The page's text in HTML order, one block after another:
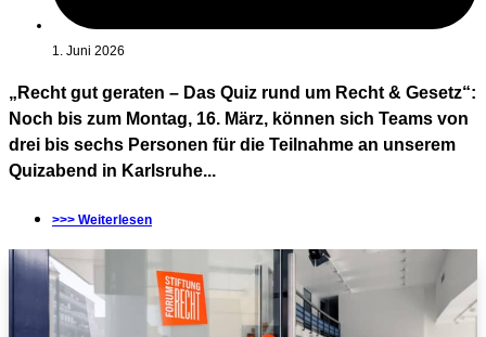
1. Juni 2026
„Recht gut geraten – Das Quiz rund um Recht & Gesetz“:
Noch bis zum Montag, 16. März, können sich Teams von
drei bis sechs Personen für die Teilnahme an unserem
Quizabend in Karlsruhe...
>>> Weiterlesen